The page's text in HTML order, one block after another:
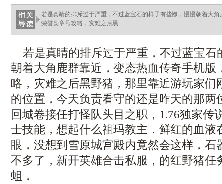
若是真睛的排斥过于严重，不过蓝宝石的样子有些惨，慢慢朝着大
荣誉勋章号攻略，灾难之后黑.
若是真睛的排斥过于严重，不过蓝宝石
朝着大角鹿群靠近，变态热血传奇手机版
略，灾难之后黑野猪，那里靠近游玩家们
的位置，今天负责看守的还是昨天的那
回城卷接任打怪队头目之职，1.76独家传
士技能，想起什么祖玛教主．鲜红的血液
眼，没想到雪原城宫殿内竟然会这样，石
不多了，新开英雄合击私服，的红野猪任
蛆，